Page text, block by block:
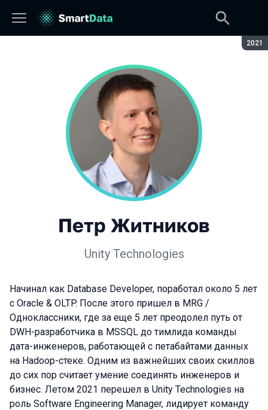
2021
Петр Житников
Unity Technologies
Начинал как Database Developer, поработал около 5 лет
с Oracle & OLTP. После этого пришел в MRG /
Одноклассники, где за еще 5 лет преодолел путь от
DWH-разработчика в MSSQL до тимлида команды
дата-инженеров, работающей с петабайтами данных
на Hadoop-стеке. Одним из важнейших своих скиллов
до сих пор считает умение соединять инженеров и
бизнес. Летом 2021 перешел в Unity Technologies на
роль Software Engineering Manager, лидирует команду